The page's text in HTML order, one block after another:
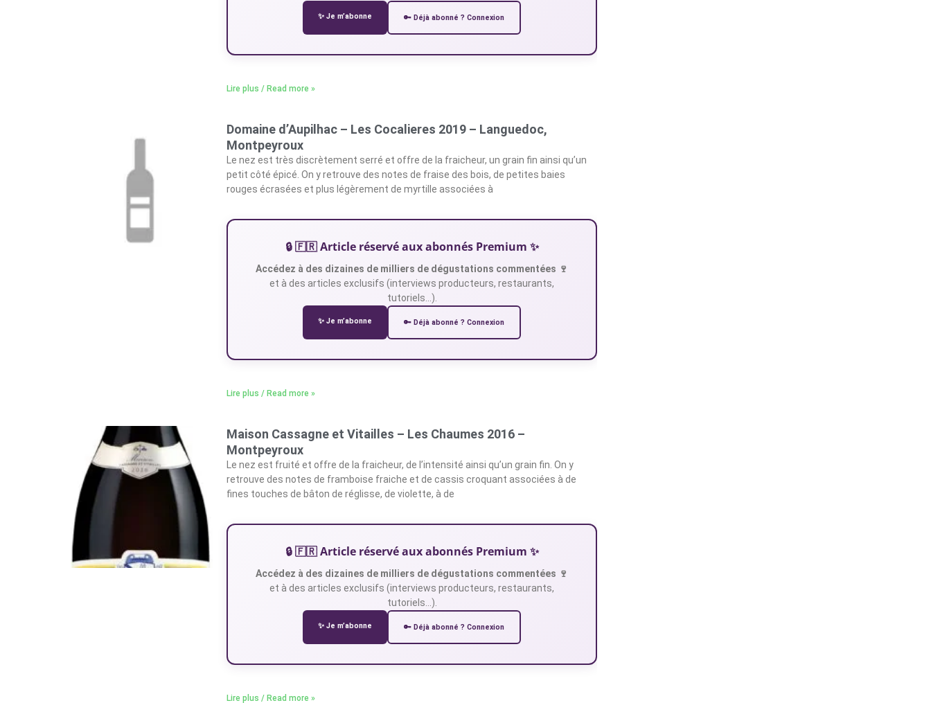
✨ Je m’abonne 🔑 Déjà abonné ? Connexion
Lire plus / Read more »
Domaine d’Aupilhac – Les Cocalieres 2019 – Languedoc,
Montpeyroux
Le nez est très discrètement serré et offre de la fraicheur, un grain fin ainsi qu’un
petit côté épicé. On y retrouve des notes de fraise des bois, de petites baies
rouges écrasées et plus légèrement de myrtille associées à
🔒 🇫🇷 Article réservé aux abonnés Premium ✨
Accédez à des dizaines de milliers de dégustations commentées 🍷
et à des articles exclusifs (interviews producteurs, restaurants,
tutoriels…).
✨ Je m’abonne 🔑 Déjà abonné ? Connexion
Lire plus / Read more »
Maison Cassagne et Vitailles – Les Chaumes 2016 –
Montpeyroux
Le nez est fruité et offre de la fraicheur, de l’intensité ainsi qu’un grain fin. On y
retrouve des notes de framboise fraiche et de cassis croquant associées à de
fines touches de bâton de réglisse, de violette, à de
🔒 🇫🇷 Article réservé aux abonnés Premium ✨
Accédez à des dizaines de milliers de dégustations commentées 🍷
et à des articles exclusifs (interviews producteurs, restaurants,
tutoriels…).
✨ Je m’abonne 🔑 Déjà abonné ? Connexion
Lire plus / Read more »